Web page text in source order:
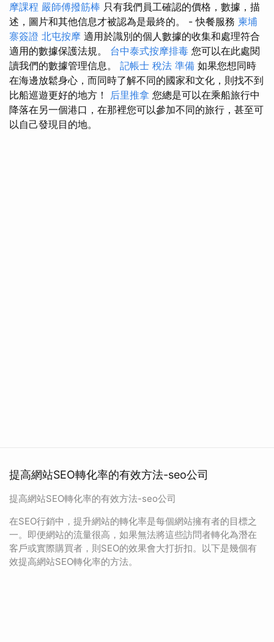
摩課程 嚴師傅撥筋棒 只有我們員工確認的價格，數據，描
述，圖片和其他信息才被認為是最終的。 - 快餐服務 柬埔
寨簽證 北屯按摩 適用於識別的個人數據的收集和處理符合
適用的數據保護法規。 台中泰式按摩排毒 您可以在此處閱
讀我們的數據管理信息。 記帳士 稅法 準備 如果您想同時
在海邊放鬆身心，而同時了解不同的國家和文化，則找不到
比船巡遊更好的地方！ 后里推拿 您總是可以在乘船旅行中
降落在另一個港口，在那裡您可以參加不同的旅行，甚至可
以自己發現目的地。
提高網站SEO轉化率的有效方法-seo公司
提高網站SEO轉化率的有效方法-seo公司
在SEO行銷中，提升網站的轉化率是每個網站擁有者的目標之
一。即便網站的流量很高，如果無法將這些訪問者轉化為潛在
客戶或實際購買者，則SEO的效果會大打折扣。以下是幾個有
效提高網站SEO轉化率的方法。